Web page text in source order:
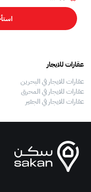
عقارات للايجار
عقارات للايجار في البحرين
عقارات للايجار في المحرق
عقارات للايجار في الجفير